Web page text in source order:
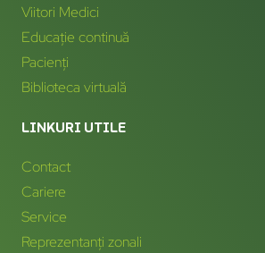
Viitori Medici
Educație continuă
Pacienți
Biblioteca virtuală
LINKURI UTILE
Contact
Cariere
Service
Reprezentanți zonali